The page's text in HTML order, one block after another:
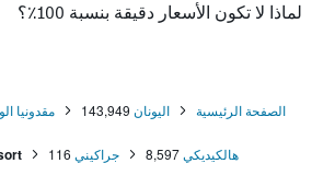
لماذا لا تكون الأسعار دقيقة بنسبة 100٪؟
الصفحة الرئيسية اليونان 143,949 مقدونيا
هالكيديكي8,597 جراكيني 116